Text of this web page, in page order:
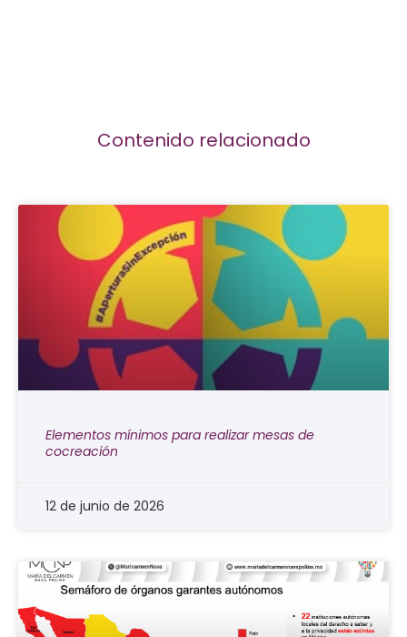
Contenido relacionado
Elementos mínimos para realizar mesas de
cocreación
12 de junio de 2026